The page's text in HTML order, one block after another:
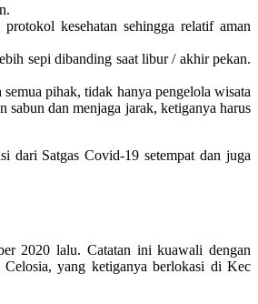
kesehatan sehingga relatif aman
sepi dibanding saat libur / akhir pekan.
pihak, tidak hanya pengelola wisata
sabun dan menjaga jarak, ketiganya harus
dari Satgas Covid-19 setempat dan juga
2020 lalu. Catatan ini kuawali dengan
yang ketiganya berlokasi di Kec